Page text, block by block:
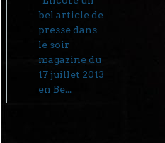
bel article de
presse dans
le soir
magazine du
17 juillet 2013
en Be...